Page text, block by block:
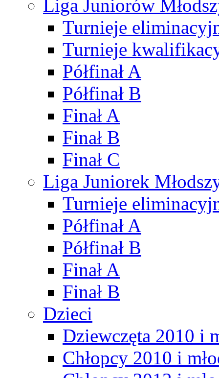
Liga Juniorów
Turnieje
Turnieje
Półfinał A
Półfinał B
Finał A
Finał B
Finał C
Liga Juniorek
Turnieje
Półfinał A
Półfinał B
Finał A
Finał B
Dzieci
Dziewczęta 2010 i
Chłopcy 2010 i